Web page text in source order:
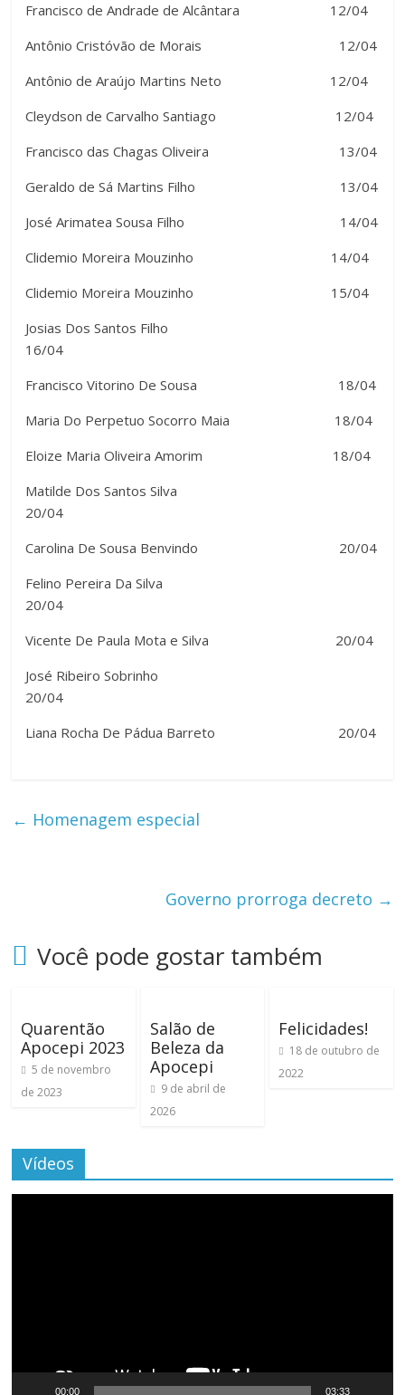
Francisco de Andrade de Alcântara 12/04
Antônio Cristóvão de Morais 12/04
Antônio de Araújo Martins Neto 12/04
Cleydson de Carvalho Santiago 12/04
Francisco das Chagas Oliveira 13/04
Geraldo de Sá Martins Filho 13/04
José Arimatea Sousa Filho 14/04
Clidemio Moreira Mouzinho 14/04
Clidemio Moreira Mouzinho 15/04
Josias Dos Santos Filho
16/04
Francisco Vitorino De Sousa 18/04
Maria Do Perpetuo Socorro Maia 18/04
Eloize Maria Oliveira Amorim 18/04
Matilde Dos Santos Silva
20/04
Carolina De Sousa Benvindo 20/04
Felino Pereira Da Silva
20/04
Vicente De Paula Mota e Silva 20/04
José Ribeiro Sobrinho
20/04
Liana Rocha De Pádua Barreto 20/04
← Homenagem especial
Governo prorroga decreto →
Você pode gostar também
Quarentão
Apocepi 2023
5 de novembro
de 2023
Salão de
Beleza da
Apocepi
9 de abril de
2026
Felicidades!
18 de outubro de
2022
Vídeos
00:00 03:33